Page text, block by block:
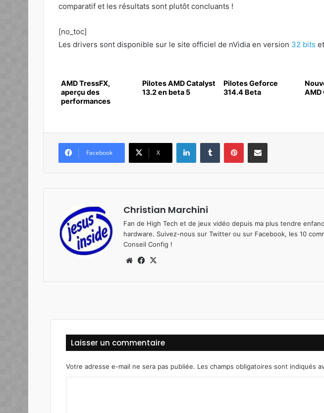
comparatif et les résultats sont plutôt concluants !
[no_toc]
Les drivers sont disponible sur le site officiel de nVidia en version 32 bits et
AMD TressFX,
aperçu des
performances
Pilotes AMD Catalyst
13.2 en beta 5
Pilotes Geforce
314.4 Beta
AMD
Facebook X
Christian Marchini
Fan de High Tech et de jeux vidéo depuis ma plus tendre
hardware. Suivez-nous sur Twitter ou sur Facebook, les 10
Conseil Config !
We
te
Fa
bo
Laisser un commentaire
Votre adresse e-mail ne sera pas publiée. Les champs obligatoires sont indiqués